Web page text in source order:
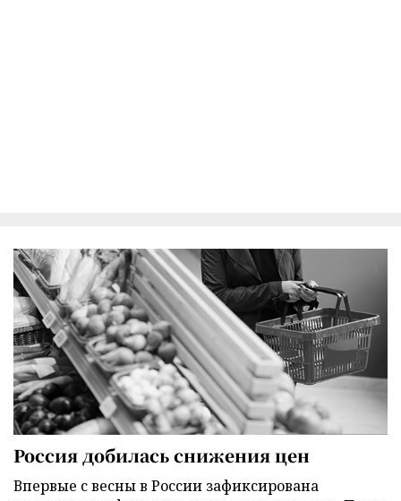
Россия добилась снижения цен
Впервые с весны в России зафиксирована